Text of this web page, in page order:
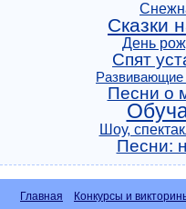
Сказки
День
Спят
Развивающие
Песни о
Шоу,
Песни:
Главная Конкурсы и